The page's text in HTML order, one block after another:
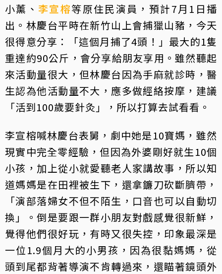
小薰、 李宣榕等原住民演員，預計7月1日播
出。林慶台平時在新竹山上會捕獵山豬，今天
很得意分享：「這個月捕了4頭！」最大的1隻
重達約90公斤，會分享給朋友享用。雖然聽起
來活動量很大，但林慶台因為手麻就診時，醫
生認為他活動量不大，應多做經絡按摩，建議
「活到100歲要針灸」，所以打算去試看看。
李宣榕喊林慶台表舅，劇中她是10寶媽，雖然
現實中完全零經驗，但因為外婆剛好就生10個
小孩，加上從小就愛聽老人家講故事，所以知
道媽媽是在田裡被生下，還拿鐮刀砍斷臍帶，
「演部落婦女不但不陌生，口音也可以自動切
換」。倒是要跟一群小朋友對戲感覺很新鮮，
覺得他們很好玩，有時又很失控，印象最深是
一位1.9個月大的小男孩，因為很黏媽媽，從
頭到尾都背著導演不肯轉過來，還瞄著鏡頭外